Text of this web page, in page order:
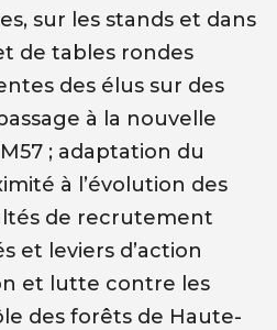
sur les stands et dans
de tables rondes
des élus sur des
à la nouvelle
; adaptation du
à l’évolution des
de recrutement
et leviers d’action
et lutte contre les
des forêts de Haute-